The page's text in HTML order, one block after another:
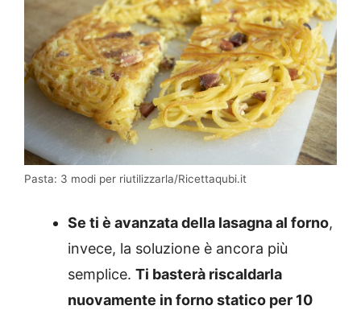
Pasta: 3 modi per riutilizzarla/Ricettaqubi.it
Se ti è avanzata della lasagna al forno,
invece, la soluzione è ancora più
semplice. Ti basterà riscaldarla
nuovamente in forno statico per 10